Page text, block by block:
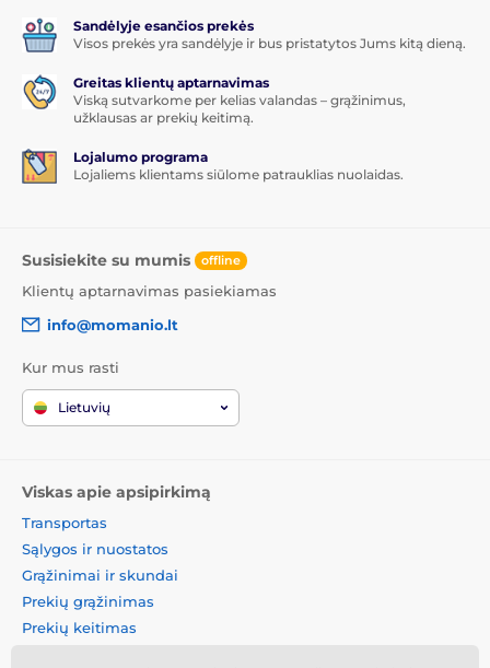
Sandėlyje esančios prekės
Visos prekės yra sandėlyje ir bus pristatytos Jums kitą dieną.
Greitas klientų aptarnavimas
Viską sutvarkome per kelias valandas – grąžinimus,
užklausas ar prekių keitimą.
Lojalumo programa
Lojaliems klientams siūlome patrauklias nuolaidas.
Susisiekite su mumis offline
Klientų aptarnavimas pasiekiamas
info@momanio.lt
Kur mus rasti
Lietuvių
Viskas apie apsipirkimą
Transportas
Sąlygos ir nuostatos
Grąžinimai ir skundai
Prekių grąžinimas
Prekių keitimas